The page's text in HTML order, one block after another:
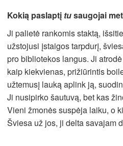
Kokią paslaptį tusaugojai
Ji palietė rankomis staktą,
užstojusi įstaigos tarpdurį,
pro bibliotekos langus. Ji
kaip kiekvienas, prižiūrintis
užtemusį lauką aplink ją,
Ji nusipirko šautuvą, bet kas
Vieni žmonės suspėja laiku, o
Šviesa už jos, ji delta savajam